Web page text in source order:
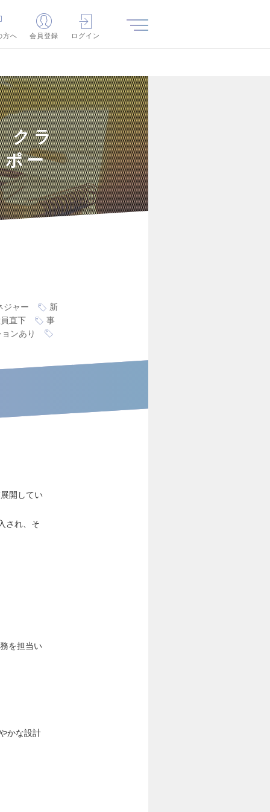
方へ
会員登録 ログイン
クラ
ポー
ジャー
新
直下
事
ンあり
開してい
され、そ
を担当い
かな設計